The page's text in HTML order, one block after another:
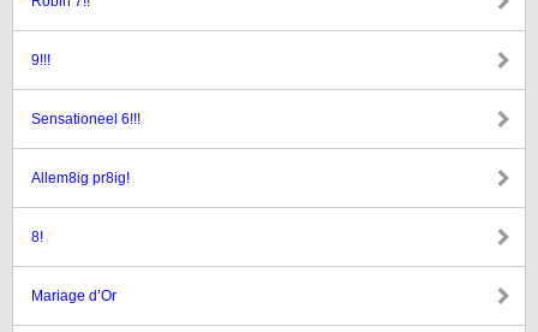
9!!!
Sensationeel 6!!!
Allem8ig pr8ig!
8!
Mariage d’Or